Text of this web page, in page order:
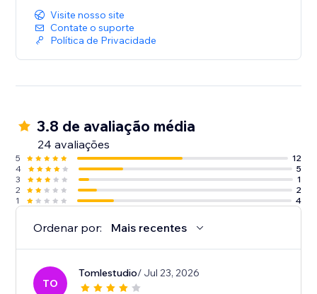
Visite nosso site
Contate o suporte
Política de Privacidade
3.8 de avaliação média
24 avaliações
5
12
4
5
3
1
2
2
1
4
Ordenar por: Mais recentes
TO
Tomlestudio/ Jul 23, 2026